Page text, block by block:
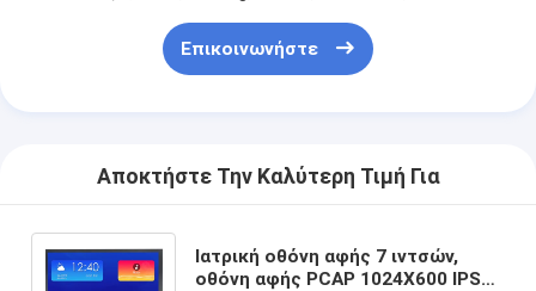
Επικοινωνήστε
Αποκτήστε Την Καλύτερη Τιμή Για
Ιατρική οθόνη αφής 7 ιντσών,
οθόνη αφής PCAP 1024X600 IPS